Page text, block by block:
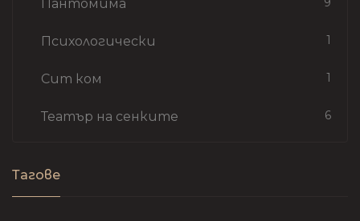
Пантомима
Психологически 1
Сит ком 1
Театър на сенките 6
Тагове